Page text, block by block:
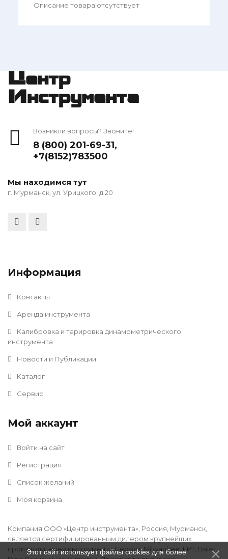
Описание товара отсутствует
Центр
Инструмента
Возникли вопросы? Звоните!
8 (800) 201-69-31,
+7(8152)783500
Мы находимся тут
г. Мурманск, ул. Урицкого, д 20
Информация
Контакты
Аренда инструмента
Калибровка и тарировка динамометрического
инструмента
Новости и Публикации
Каталог
Сервис
Мой аккаунт
Войти на сайт
Регистрация
Список желаний
Моя корзина
Компания ООО «Центр инструмента», Россия, Мурманск,
является сертифицированным дилером крупнейших
производителей инструмента Gedore, Milwaukee, FPT, Baier,
Этот сайт использует файлы cookies для более